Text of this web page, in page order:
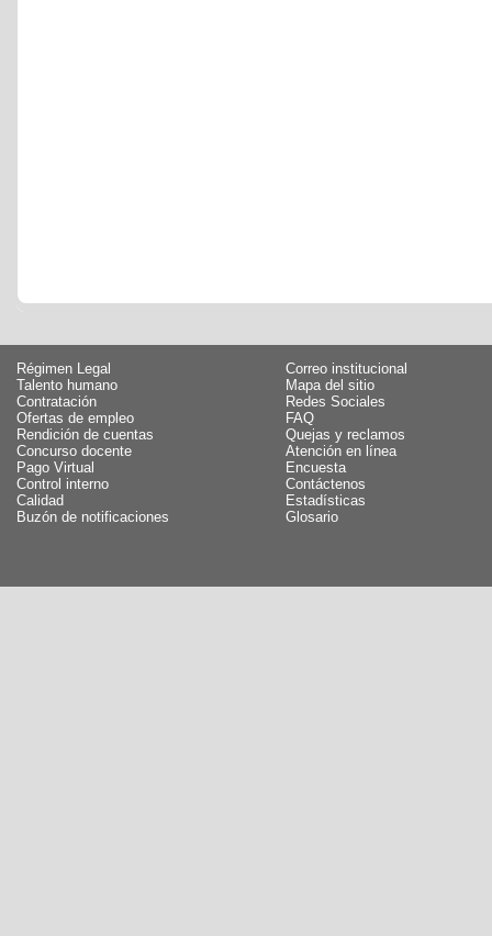
Régimen Legal
Talento humano
Contratación
Ofertas de empleo
Rendición de cuentas
Concurso docente
Pago Virtual
Control interno
Calidad
Buzón de notificaciones
Correo institucional
Mapa del sitio
Redes Sociales
FAQ
Quejas y reclamos
Atención en línea
Encuesta
Contáctenos
Estadísticas
Glosario